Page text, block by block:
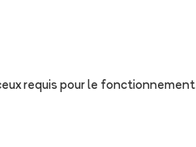
requis pour le fonctionnement